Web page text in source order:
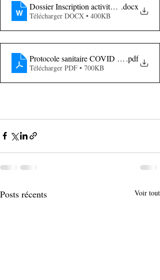
Dossier Inscription activités motrices 23
.docx
Télécharger DOCX • 400KB
Protocole sanitaire COVID évenements
.pdf
Télécharger PDF • 700KB
Posts récents Voir tout